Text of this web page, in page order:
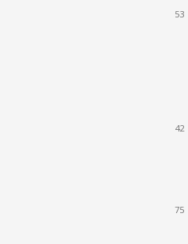
53
42
75